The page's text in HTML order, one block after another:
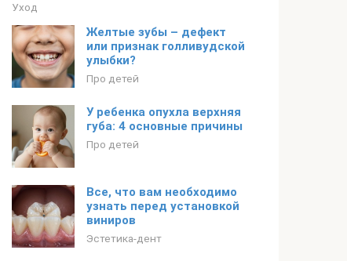
Уход
Желтые зубы – дефект
или признак голливудской
улыбки?
Про детей
У ребенка опухла верхняя
губа: 4 основные причины
Про детей
Все, что вам необходимо
узнать перед установкой
виниров
Эстетика-дент